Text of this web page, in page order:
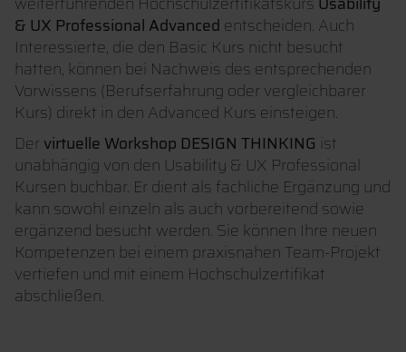
& UX Professional Advanced entscheiden. Auch
Interessierte, die den Basic Kurs nicht besucht
hatten, können bei Nachweis des entsprechenden
Vorwissens (Berufserfahrung oder vergleichbarer
Kurs) direkt in den Advanced Kurs einsteigen.
Der virtuelle Workshop DESIGN THINKING ist
unabhängig von den Usability & UX Professional
Kursen buchbar. Er dient als fachliche Ergänzung und
kann sowohl einzeln als auch vorbereitend sowie
ergänzend besucht werden. Sie können Ihre neuen
Kompetenzen bei einem praxisnahen Team-Projekt
vertiefen und mit einem Hochschulzertifikat
abschließen.